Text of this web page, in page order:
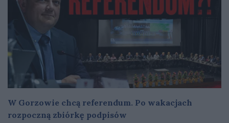
W Gorzowie chcą referendum. Po wakacjach
rozpoczną zbiórkę podpisów